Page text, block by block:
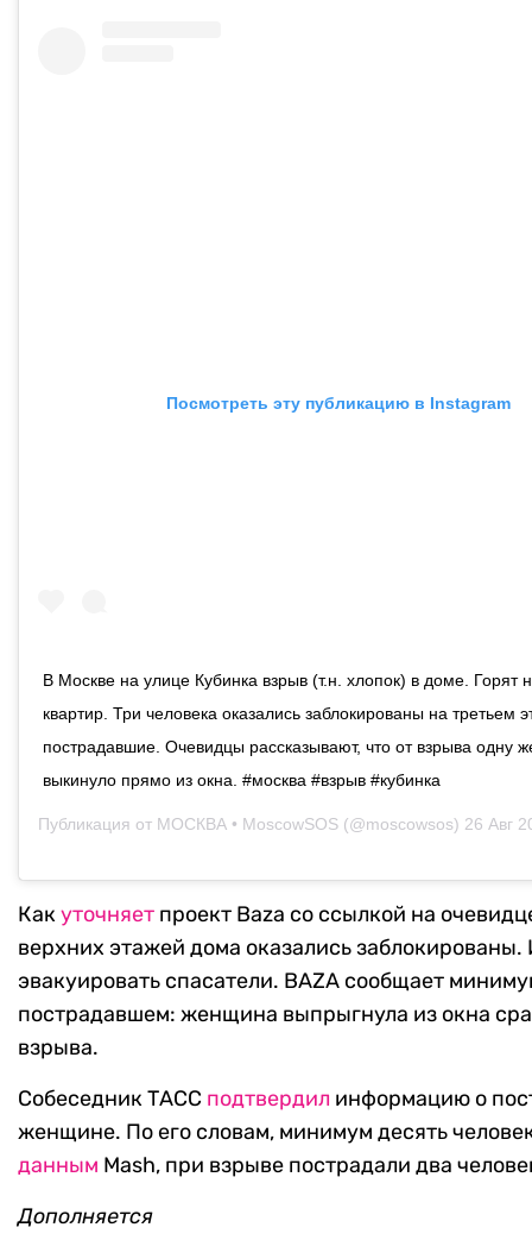
Посмотреть эту публикацию в Instagram
В Москве на улице Кубинка взрыв (т.н. хлопок) в доме. Горят
квартир. Три человека оказались заблокированы на третьем
пострадавшие. Очевидцы рассказывают, что от взрыва одну
выкинуло прямо из окна. #москва #взрыв #кубинка
Публикация от МОСКВА • MoscowSOS (@moscowsos) 26 Авг
Какуточняет проект Baza со ссылкой на
верхних этажей дома оказались
эвакуировать спасатели. BAZA сообщает
пострадавшем: женщина выпрыгнула из окна
взрыва.
Собеседник ТАСС подтвердил информацию о
женщине. По его словам, минимум десять
данным Mash, при взрыве пострадали два
Дополняется